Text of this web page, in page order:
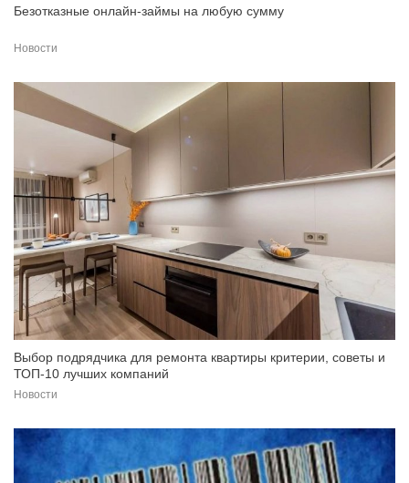
Безотказные онлайн-займы на любую сумму
Новости
Выбор подрядчика для ремонта квартиры критерии, советы и
ТОП-10 лучших компаний
Новости